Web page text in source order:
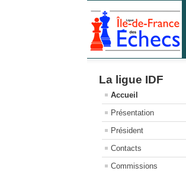
La ligue IDF
Accueil
Présentation
Président
Contacts
Commissions